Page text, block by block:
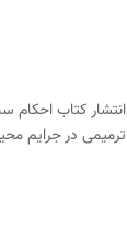
انتشار کتاب احکام
ترمیمی در جرایم